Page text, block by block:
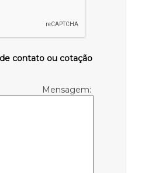
contato ou cotação
Mensagem: